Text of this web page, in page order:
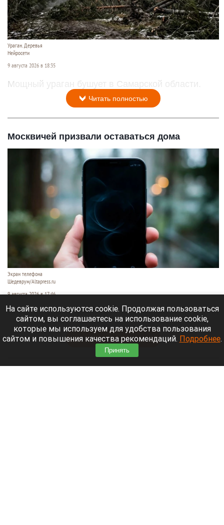
Ураган. Деревья
Нейросети
9 августа 2026 в 18:35
Мощный ураган бушует в Самарской области.
Читать полностью
Москвичей призвали оставаться дома
Экран телефона
Шедеврум/Altapress.ru
9 августа 2026 в 17:46
Беспилотная опасность объявлена на территории
Московской области.
Читать полностью
На сайте используются cookie. Продолжая пользоваться
сайтом, вы соглашаетесь на использование cookie,
которые мы используем для удобства пользования
сайтом и повышения качества рекомендаций. Подробнее.
Принять